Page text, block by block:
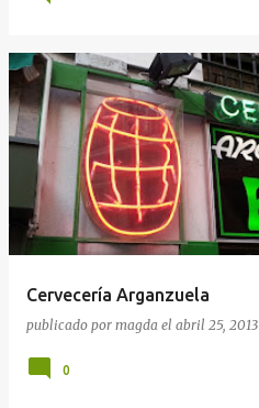
Cervecería Arganzuela
publicado por magda el abril 25, 2013
0